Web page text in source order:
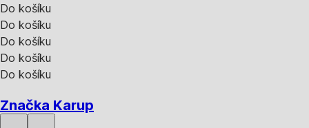
Do košíku
Do košíku
Do košíku
Do košíku
Do košíku
Značka Karup